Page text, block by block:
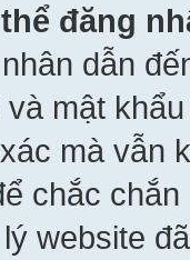
đăng
dẫn
mật
mà vẫn
chắc
website